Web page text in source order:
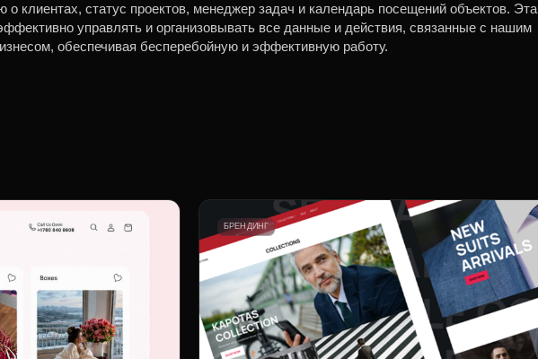
о клиентах, статус проектов, менеджер задач и календарь посещений объектов. Эта
управлять и организовывать все данные и действия, связанные с нашим
обеспечивая бесперебойную и эффективную работу.
БРЕНДИНГ